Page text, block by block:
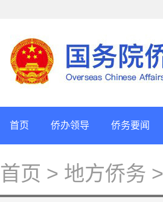
首页 侨办领导 侨务要闻
首页 > 地方侨务 >